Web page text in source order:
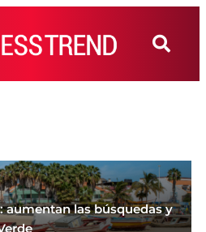
aumentan las búsquedas y